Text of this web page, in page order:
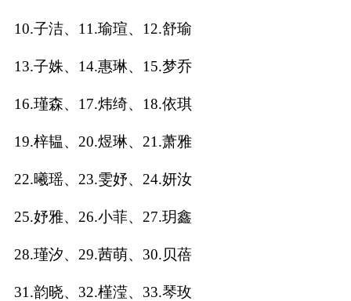
男孩名字打分
女孩名字打分
生
10.子洁、11.瑜瑄、12.舒瑜
13.子姝、14.惠琳、15.梦乔
16.瑾森、17.炜绮、18.依琪
19.梓韫、20.煜琳、21.萧雅
22.曦瑶、23.雯妤、24.妍汝
25.妤雅、26.小菲、27.玥鑫
28.瑾汐、29.茜萌、30.贝蓓
31.韵晓、32.槿滢、33.琴玫